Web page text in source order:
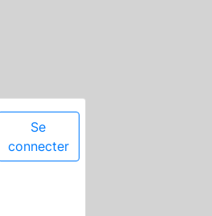
Se
connecter